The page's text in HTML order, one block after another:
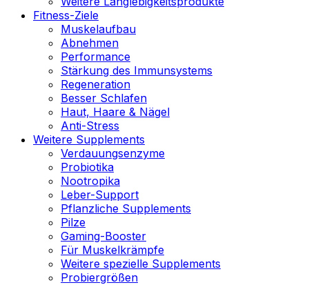
Fitness-Ziele
Muskelaufbau
Abnehmen
Performance
Stärkung des Immunsystems
Regeneration
Besser Schlafen
Haut, Haare & Nägel
Anti-Stress
Weitere Supplements
Verdauungsenzyme
Probiotika
Nootropika
Leber-Support
Pflanzliche Supplements
Pilze
Gaming-Booster
Für Muskelkrämpfe
Weitere spezielle Supplements
Probiergrößen